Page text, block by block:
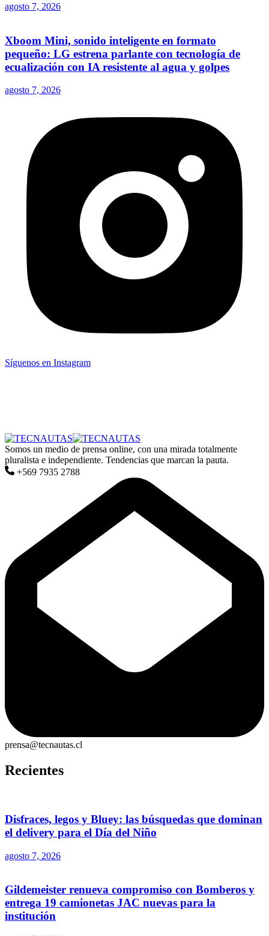
agosto 7, 2026
Xboom Mini, sonido inteligente en formato
pequeño: LG estrena parlante con tecnología de
ecualización con IA resistente al agua y golpes
agosto 7, 2026
Síguenos en Instagram
Somos un medio de prensa online, con una mirada totalmente
pluralista e independiente. Tendencias que marcan la pauta.
+569 7935 2788
prensa@tecnautas.cl
Recientes
Disfraces, legos y Bluey: las búsquedas que dominan
el delivery para el Día del Niño
agosto 7, 2026
Gildemeister renueva compromiso con Bomberos y
entrega 19 camionetas JAC nuevas para la
institución